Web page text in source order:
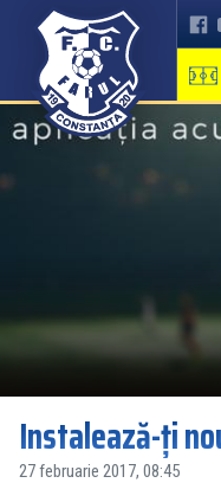
Instalează-ţi
27 februarie 2017, 08:45